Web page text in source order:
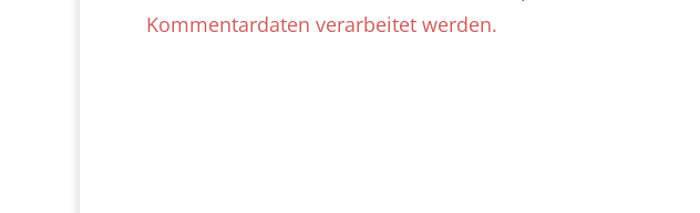
Kommentardaten verarbeitet werden.